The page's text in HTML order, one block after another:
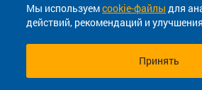
Мы используемcookie-файлы для
действий, рекомендаций и
Принять
билетов На автобус
+7 (8352) 28-60-55 (приемная)
Чувашия, г. Чебоксары, пр.
08:00 - 17:00 (Пн-Пт)